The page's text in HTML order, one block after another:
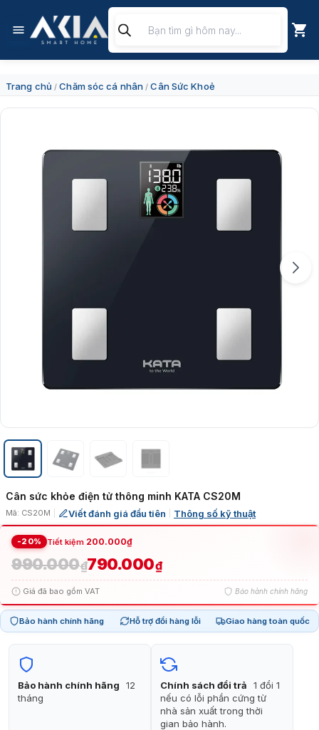
kiếm
sản
Trang chủ /Chăm sóc cá nhân /Cân Sức Khoẻ
Cân sức khỏe điện tử thông minh KATA CS20M
Mã: CS20M Viết đánh giá đầu tiên Thông số kỹ thuật
-20% Tiết kiệm 200.000₫
990.000₫
Giá
gốc
là:
990.000₫.
790.000₫
Giá
hiện
tại
là:
790.000₫.
Giá đã bao gồm VAT Bảo hành chính hãng
Bảo hành chính hãng Hỗ trợ đổi hàng lỗi Giao hàng toàn quốc
Bảo hành chính hãng
12
tháng
Chính sách đổi trả
1 đổi 1
nếu có lỗi phần cứng từ
nhà sản xuất trong thời
gian bảo hành.